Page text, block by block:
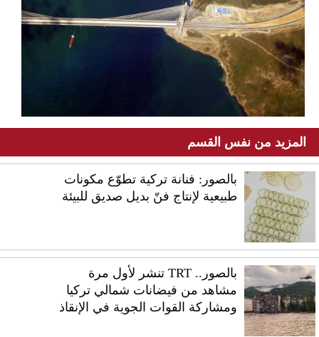
المزيد من نفس القسم
بالصور: فنانة تركية تطوّع مكونات
طبيعية لإنتاج فنّ بديل صديق للبيئة
بالصور.. TRT تنشر لأول مرة
مشاهد من فيضانات شمالي تركيا
ومشاركة القوات الجوية في الإنقاذ